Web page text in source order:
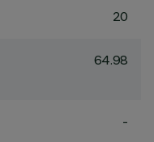
20
64.98
-